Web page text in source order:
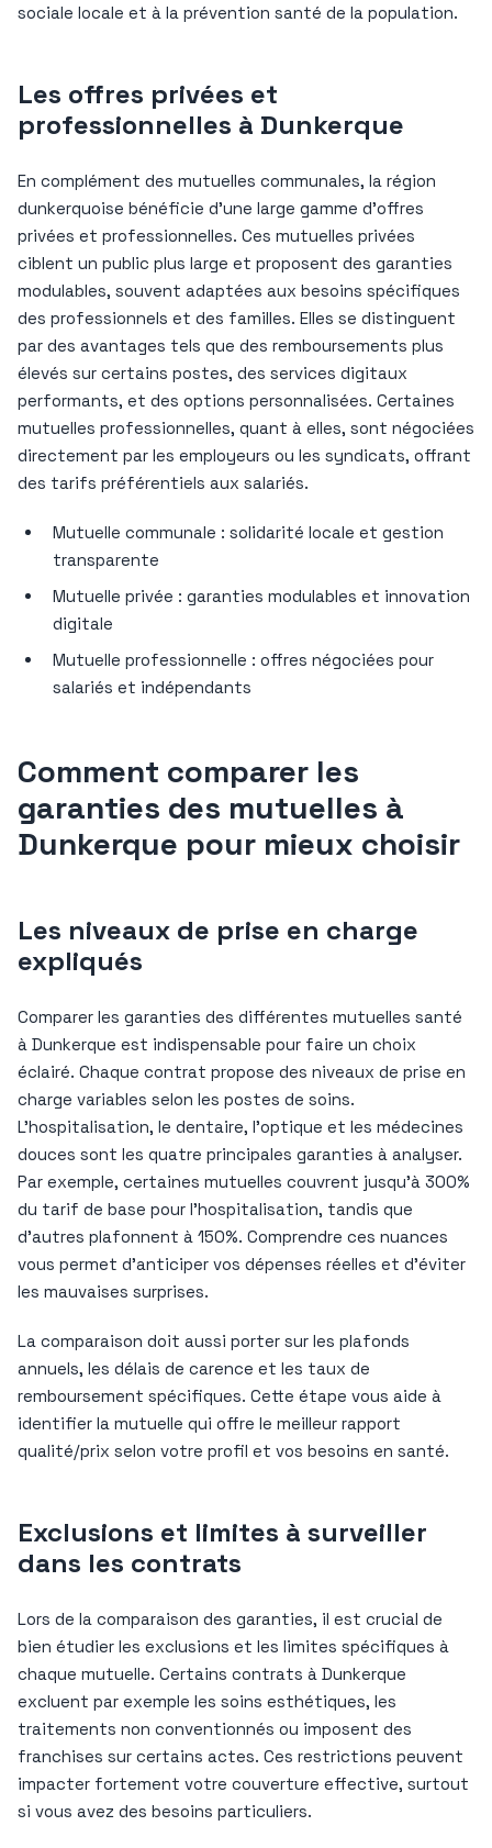
sociale locale et à la prévention santé de la population.
Les offres privées et
professionnelles à Dunkerque
En complément des mutuelles communales, la région
dunkerquoise bénéficie d’une large gamme d’offres
privées et professionnelles. Ces mutuelles privées
ciblent un public plus large et proposent des garanties
modulables, souvent adaptées aux besoins spécifiques
des professionnels et des familles. Elles se distinguent
par des avantages tels que des remboursements plus
élevés sur certains postes, des services digitaux
performants, et des options personnalisées. Certaines
mutuelles professionnelles, quant à elles, sont négociées
directement par les employeurs ou les syndicats, offrant
des tarifs préférentiels aux salariés.
Mutuelle communale : solidarité locale et gestion
transparente
Mutuelle privée : garanties modulables et innovation
digitale
Mutuelle professionnelle : offres négociées pour
salariés et indépendants
Comment comparer les
garanties des mutuelles à
Dunkerque pour mieux choisir
Les niveaux de prise en charge
expliqués
Comparer les garanties des différentes mutuelles santé
à Dunkerque est indispensable pour faire un choix
éclairé. Chaque contrat propose des niveaux de prise en
charge variables selon les postes de soins.
L’hospitalisation, le dentaire, l’optique et les médecines
douces sont les quatre principales garanties à analyser.
Par exemple, certaines mutuelles couvrent jusqu’à 300%
du tarif de base pour l’hospitalisation, tandis que
d’autres plafonnent à 150%. Comprendre ces nuances
vous permet d’anticiper vos dépenses réelles et d’éviter
les mauvaises surprises.
La comparaison doit aussi porter sur les plafonds
annuels, les délais de carence et les taux de
remboursement spécifiques. Cette étape vous aide à
identifier la mutuelle qui offre le meilleur rapport
qualité/prix selon votre profil et vos besoins en santé.
Exclusions et limites à surveiller
dans les contrats
Lors de la comparaison des garanties, il est crucial de
bien étudier les exclusions et les limites spécifiques à
chaque mutuelle. Certains contrats à Dunkerque
excluent par exemple les soins esthétiques, les
traitements non conventionnés ou imposent des
franchises sur certains actes. Ces restrictions peuvent
impacter fortement votre couverture effective, surtout
si vous avez des besoins particuliers.